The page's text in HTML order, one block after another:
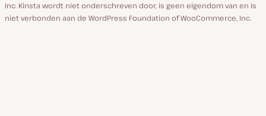
Inc. Kinsta wordt niet onderschreven door, is geen eigendom van en is
niet verbonden aan de WordPress Foundation of WooCommerce, Inc.